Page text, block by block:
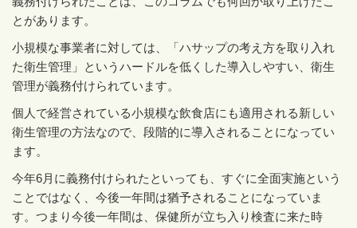
とがあります。
小規模な事業者に対しては、「ハサップの考え方を取り入れ
た衛生管理」というハードルを低くした導入しやすい、衛生
管理が義務付けられています。
個人で経営されている小規模な飲食店にも適用される新しい
衛生管理の方法なので、段階的に導入されることになってい
ます。
今年6月に義務付けられたといっても、すぐに全面実施という
ことではなく、今後一年間は猶予されることになっていま
す。つまり今後一年間は、保健所が立ち入り検査に来た時